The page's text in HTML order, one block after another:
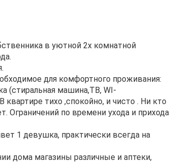
в уютной 2х комнатной
для комфoртного пpоживания:
(стиральная мaшина,ТВ, WI-
квартире тихо ,спокойно, и чисто . Ни кто
Ограничений по времени ухода и прихода
1 девушка, практически всегда на
дома магазины различные и аптеки,